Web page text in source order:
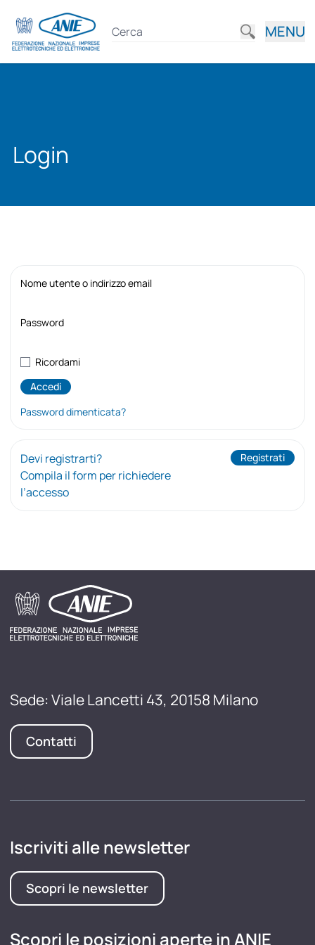
MENU
Login
Nome utente o indirizzo email
Password
Ricordami
Password dimenticata?
Devi registrarti?
Compila il form per richiedere
l’accesso
Registrati
Sede: Viale Lancetti 43, 20158 Milano
Contatti
Iscriviti alle newsletter
Scopri le newsletter
Scopri le posizioni aperte in ANIE